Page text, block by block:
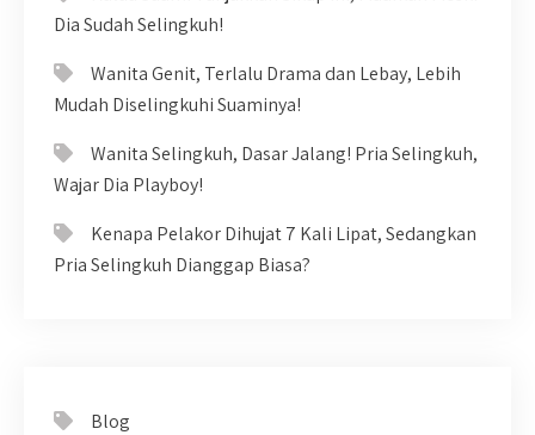
Dia Sudah Selingkuh!
Wanita Genit, Terlalu Drama dan Lebay, Lebih
Mudah Diselingkuhi Suaminya!
Wanita Selingkuh, Dasar Jalang! Pria Selingkuh,
Wajar Dia Playboy!
Kenapa Pelakor Dihujat 7 Kali Lipat, Sedangkan
Pria Selingkuh Dianggap Biasa?
Blog